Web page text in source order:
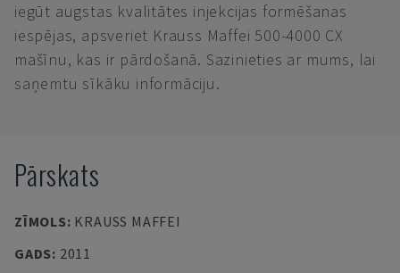
iegūt augstas kvalitātes injekcijas formēšanas
iespējas, apsveriet Krauss Maffei 500-4000 CX
mašīnu, kas ir pārdošanā. Sazinieties ar mums, lai
saņemtu sīkāku informāciju.
Pārskats
ZĪMOLS: KRAUSS MAFFEI
GADS: 2011